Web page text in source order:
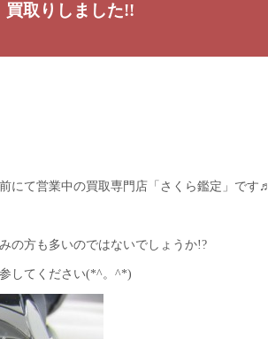
買取りしました!!
にて営業中の買取専門店「さくら鑑定」です♬
の方も多いのではないでしょうか!?
してください(*^。^*)